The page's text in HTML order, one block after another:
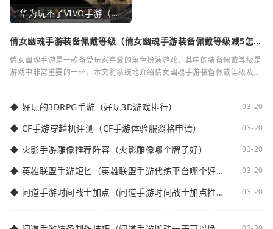
华为玩不了VIVO手游（华为玩不了VIVO手游怎么办）
倩女幽魂手游装备佩戴等级（倩女幽魂手游装备佩戴等级减5怎么
倩女幽魂手游是一款备受玩家喜爱的角色扮演游戏，其中的装备佩戴等级是
游戏中非常重要的一环。本文将系统地介绍倩女幽魂手游装备佩戴等级及其
◆ 好玩的3DRPG手游（好玩3D游戏排行） 03-20
◆ CF手游穿越机评测（CF手游体验服资格申请） 03-20
◆ 火影手游雕像推荐阵容（火影雕像哪个牌子好） 03-20
◆ 英雄联盟手游短匕（英雄联盟手游代练平台哪个好
03-20
◆ 问道手游时间战士加点（问道手游时间战士加点推
03-20